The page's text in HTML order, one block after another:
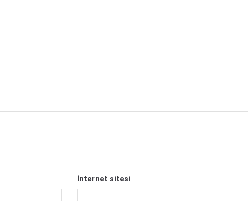
İnternet sitesi